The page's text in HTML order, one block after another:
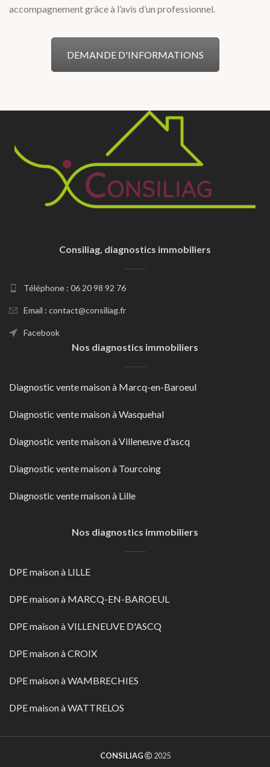
accompagnement grâce à l’avis d’un professionnel.
DEMANDE D'INFORMATIONS
Consiliag, diagnostics immobiliers
Téléphone : 06 20 98 92 76
Email : contact@consiliag.fr
Facebook
Nos diagnostics immobiliers
Diagnostic vente maison à Marcq-en-Baroeul
Diagnostic vente maison à Wasquehal
Diagnostic vente maison à Villeneuve d'ascq
Diagnostic vente maison à Tourcoing
Diagnostic vente maison à Lille
Nos diagnostics immobiliers
DPE maison à LILLE
DPE maison à MARCQ-EN-BAROEUL
DPE maison à VILLENEUVE D'ASCQ
DPE maison à CROIX
DPE maison à WAMBRECHIES
DPE maison à WATTRELOS
CONSILIAG 2025